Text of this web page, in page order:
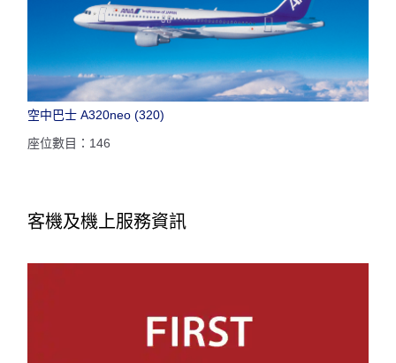
空中巴士 A320neo (320)
座位數目：146
客機及機上服務資訊